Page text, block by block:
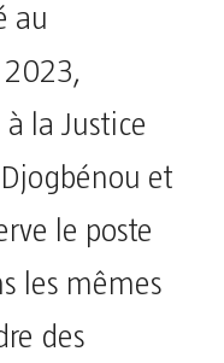
au
la Justice
et
le poste
les mêmes
des